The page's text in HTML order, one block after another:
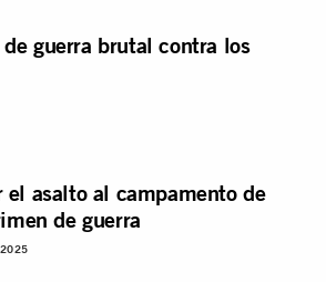
de guerra brutal contra los
el asalto al campamento de
de guerra